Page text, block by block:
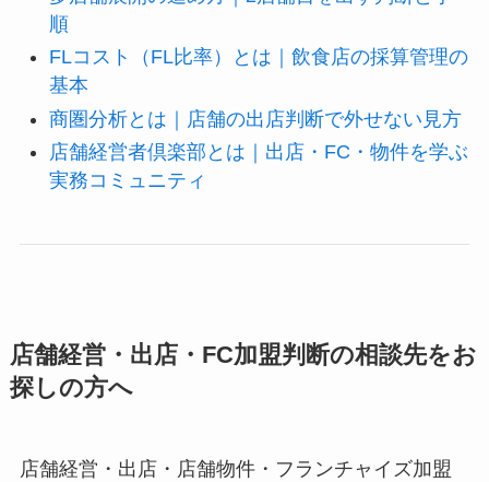
順
FLコスト（FL比率）とは｜飲食店の採算管理の
基本
商圏分析とは｜店舗の出店判断で外せない見方
店舗経営者倶楽部とは｜出店・FC・物件を学ぶ
実務コミュニティ
店舗経営・出店・FC加盟判断の相談先をお
探しの方へ
店舗経営・出店・店舗物件・フランチャイズ加盟